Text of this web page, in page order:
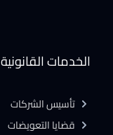
الخدمات القانونية
تأسيس الشركات
قضايا التعويضات